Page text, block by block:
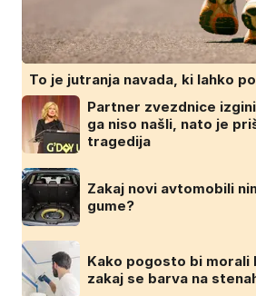
To je jutranja navada, ki lahko
Partner zvezdnice
ga niso našli, nato je
tragedija
Zakaj novi avtomobili
gume?
Kako pogosto bi morali
zakaj se barva na